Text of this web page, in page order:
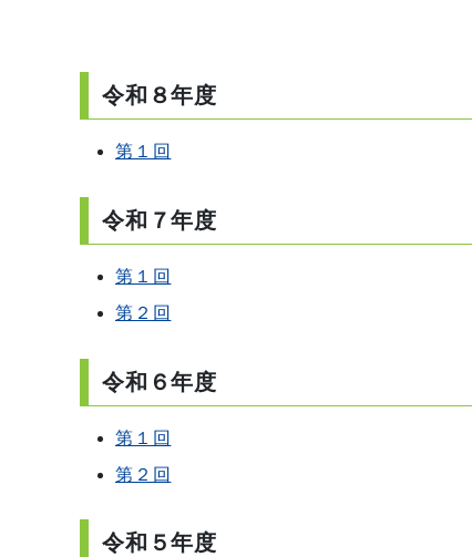
令和８年度
第１回
令和７年度
第１回
第２回
令和６年度
第１回
第２回
令和５年度